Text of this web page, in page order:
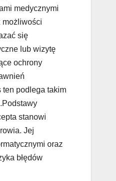
medycznymi
możliwości
się
lub wizytę
ochrony
podlega takim
stanowi
Jej
oraz
błędów